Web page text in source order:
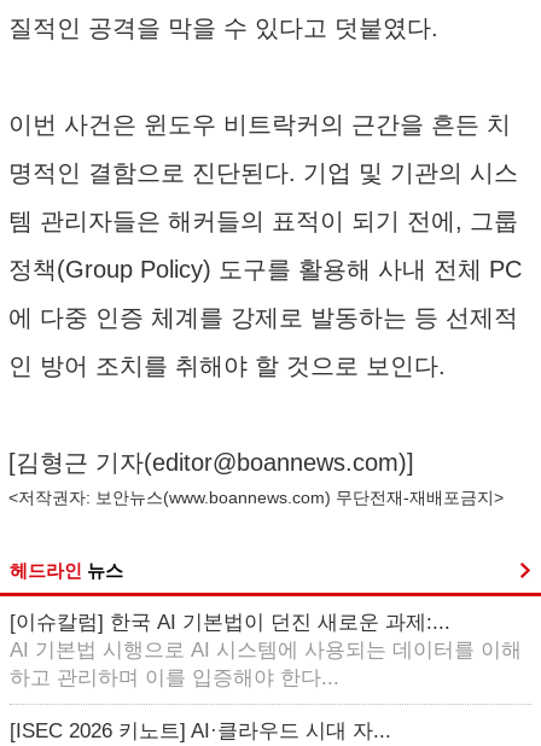
질적인 공격을 막을 수 있다고 덧붙였다.
이번 사건은 윈도우 비트락커의 근간을 흔든 치
명적인 결함으로 진단된다. 기업 및 기관의 시스
템 관리자들은 해커들의 표적이 되기 전에, 그룹
정책(Group Policy) 도구를 활용해 사내 전체 PC
에 다중 인증 체계를 강제로 발동하는 등 선제적
인 방어 조치를 취해야 할 것으로 보인다.
[김형근 기자(editor@boannews.com)]
<저작권자: 보안뉴스(www.boannews.com) 무단전재-재배포금지>
헤드라인 뉴스
[이슈칼럼] 한국 AI 기본법이 던진 새로운 과제:...
AI 기본법 시행으로 AI 시스템에 사용되는 데이터를 이해
하고 관리하며 이를 입증해야 한다...
[ISEC 2026 키노트] AI·클라우드 시대 자...